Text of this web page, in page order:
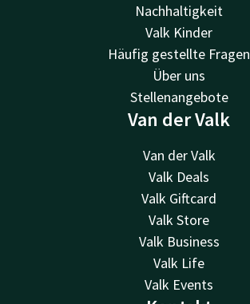
Nachhaltigkeit
Valk Kinder
Häufig gestellte Fragen
Über uns
Stellenangebote
Van der Valk
Van der Valk
Valk Deals
Valk Giftcard
Valk Store
Valk Business
Valk Life
Valk Events